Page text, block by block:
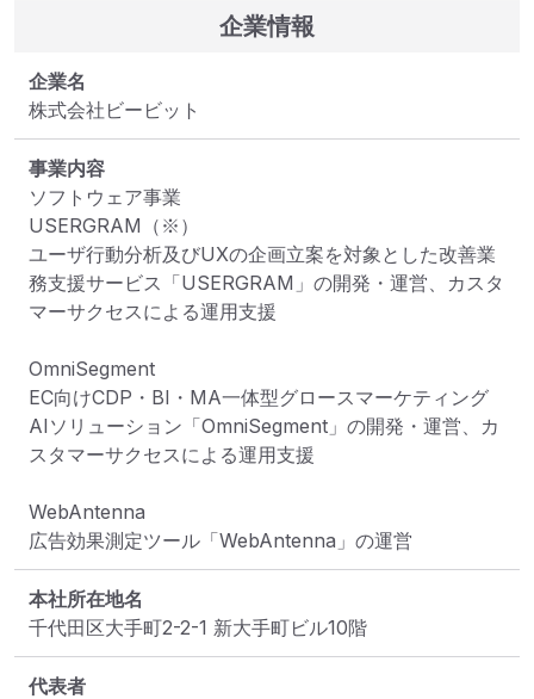
企業情報
企業名
株式会社ビービット
事業内容
ソフトウェア事業
USERGRAM（※）
ユーザ行動分析及びUXの企画立案を対象とした改善業
務支援サービス「USERGRAM」の開発・運営、カスタ
マーサクセスによる運用支援
OmniSegment
EC向けCDP・BI・MA一体型グロースマーケティング
AIソリューション「OmniSegment」の開発・運営、カ
スタマーサクセスによる運用支援
WebAntenna
広告効果測定ツール「WebAntenna」の運営
本社所在地名
千代田区大手町2-2-1 新大手町ビル10階
代表者